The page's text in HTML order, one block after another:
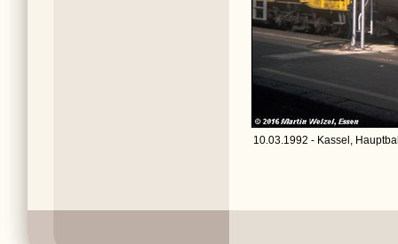
10.03.1992 - Kassel,